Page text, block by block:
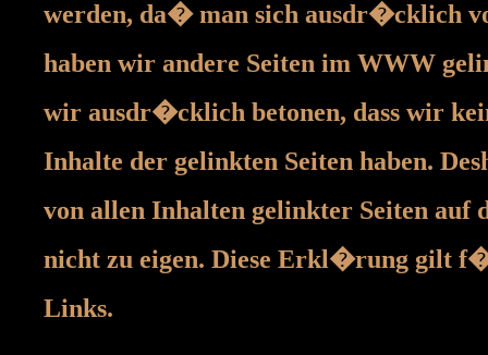
werden, da� man sich ausdr�cklich
haben wir andere Seiten im WWW
wir ausdr�cklich betonen, dass wir
Inhalte der gelinkten Seiten haben.
von allen Inhalten gelinkter Seiten auf
nicht zu eigen. Diese Erkl�rung gilt
Links.